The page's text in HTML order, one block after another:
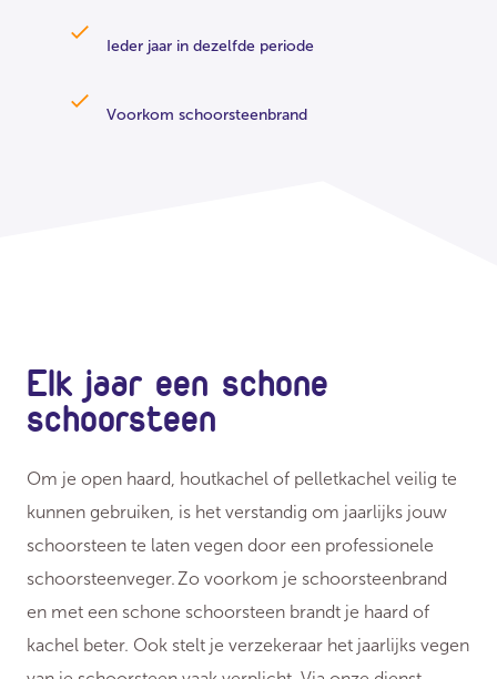
Ieder jaar in dezelfde periode
Voorkom schoorsteenbrand
Elk jaar een schone
schoorsteen
Om je open haard, houtkachel of pelletkachel veilig te
kunnen gebruiken, is het verstandig om jaarlijks jouw
schoorsteen te laten vegen door een professionele
schoorsteenveger. Zo voorkom je schoorsteenbrand
en met een schone schoorsteen brandt je haard of
kachel beter. Ook stelt je verzekeraar het jaarlijks vegen